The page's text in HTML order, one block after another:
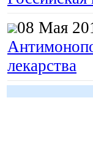
08 Мая
лекарства